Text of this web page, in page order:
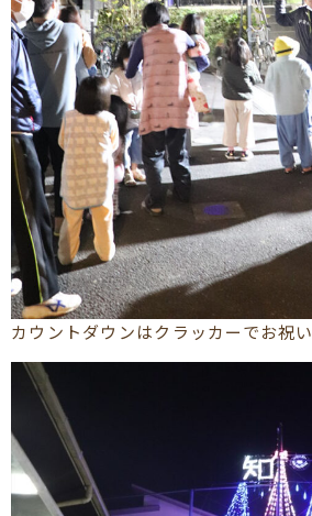
カウントダウンはクラッカーでお祝い